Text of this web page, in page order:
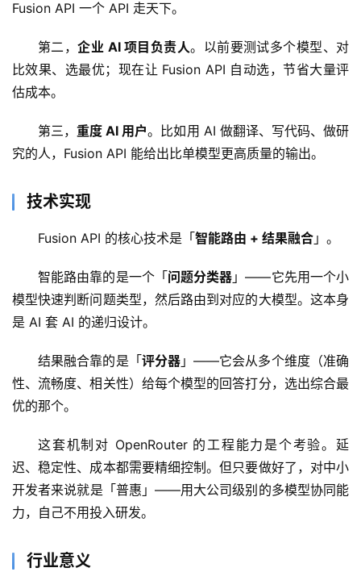
目
应
用
行
教
程
模
型
报
告
Fusion API 一个 API 走天下。
第二，企业 AI 项目负责人。以前要测试多个模型、对
比效果、选最优；现在让 Fusion API 自动选，节省大量评
估成本。
第三，重度 AI 用户。比如用 AI 做翻译、写代码、做研
究的人，Fusion API 能给出比单模型更高质量的输出。
技术实现
Fusion API 的核心技术是「智能路由 + 结果融合 」。
智能路由靠的是一个「问题分类器 」——它先用一个小
模型快速判断问题类型，然后路由到对应的大模型。这本身
是 AI 套 AI 的递归设计。
结果融合靠的是「评分器 」——它会从多个维度（准确
性、流畅度、相关性）给每个模型的回答打分，选出综合最
优的那个。
这套机制对 OpenRouter 的工程能力是个考验。延
迟、稳定性、成本都需要精细控制。但只要做好了，对中小
开发者来说就是「普惠」——用大公司级别的多模型协同能
力，自己不用投入研发。
行业意义